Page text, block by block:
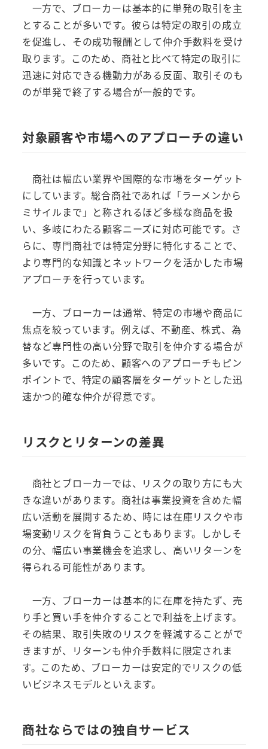
一方で、ブローカーは基本的に単発の取引を主
とすることが多いです。彼らは特定の取引の成立
を促進し、その成功報酬として仲介手数料を受け
取ります。このため、商社と比べて特定の取引に
迅速に対応できる機動力がある反面、取引そのも
のが単発で終了する場合が一般的です。
対象顧客や市場へのアプローチの違い
商社は幅広い業界や国際的な市場をターゲット
にしています。総合商社であれば「ラーメンから
ミサイルまで」と称されるほど多様な商品を扱
い、多岐にわたる顧客ニーズに対応可能です。さ
らに、専門商社では特定分野に特化することで、
より専門的な知識とネットワークを活かした市場
アプローチを行っています。
一方、ブローカーは通常、特定の市場や商品に
焦点を絞っています。例えば、不動産、株式、為
替など専門性の高い分野で取引を仲介する場合が
多いです。このため、顧客へのアプローチもピン
ポイントで、特定の顧客層をターゲットとした迅
速かつ的確な仲介が得意です。
リスクとリターンの差異
商社とブローカーでは、リスクの取り方にも大
きな違いがあります。商社は事業投資を含めた幅
広い活動を展開するため、時には在庫リスクや市
場変動リスクを背負うこともあります。しかしそ
の分、幅広い事業機会を追求し、高いリターンを
得られる可能性があります。
一方、ブローカーは基本的に在庫を持たず、売
り手と買い手を仲介することで利益を上げます。
その結果、取引失敗のリスクを軽減することがで
きますが、リターンも仲介手数料に限定されま
す。このため、ブローカーは安定的でリスクの低
いビジネスモデルといえます。
商社ならではの独自サービス